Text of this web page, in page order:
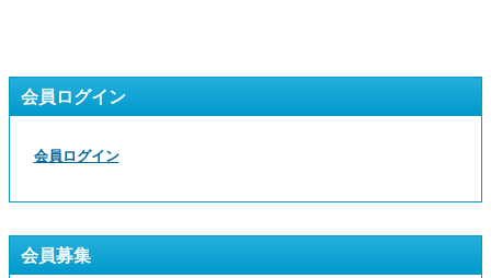
会員ログイン
会員ログイン
会員募集